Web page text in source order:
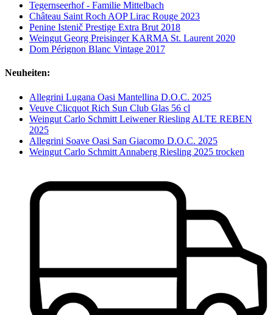
Tegernseerhof - Familie Mittelbach
Château Saint Roch AOP Lirac Rouge 2023
Penine Istenič Prestige Extra Brut 2018
Weingut Georg Preisinger KARMA St. Laurent 2020
Dom Pérignon Blanc Vintage 2017
Neuheiten:
Allegrini Lugana Oasi Mantellina D.O.C. 2025
Veuve Clicquot Rich Sun Club Glas 56 cl
Weingut Carlo Schmitt Leiwener Riesling ALTE REBEN
2025
Allegrini Soave Oasi San Giacomo D.O.C. 2025
Weingut Carlo Schmitt Annaberg Riesling 2025 trocken